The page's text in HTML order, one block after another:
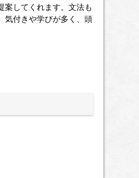
案してくれます。文法も
気付きや学びが多く、頭